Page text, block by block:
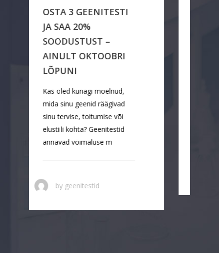
TERVISE JÄLGIMISE
UUS TASE: EESTI
ESIMENE
EPIGENEETIKA TEST
Kas teadsid, et sinu geenid ei
määra kõike? Kuigi DNA
toimib justkui keha
käsiraamatuna, sõltub selle
„lugemine“ suuresti selle